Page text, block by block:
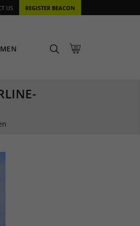
US REGISTER BEACON